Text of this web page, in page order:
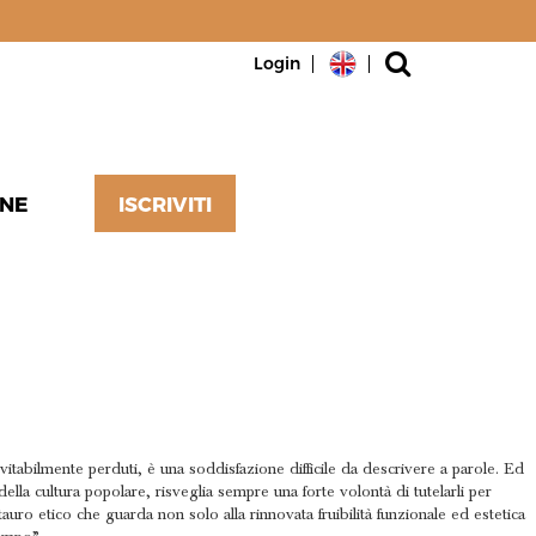
Login
ISCRIVITI
perduti, è una soddisfazione difficile da descrivere a parole. Ed
cultura popolare, risveglia sempre una forte volontà di tutelarli per
etico che guarda non solo alla rinnovata fruibilità funzionale ed estetica